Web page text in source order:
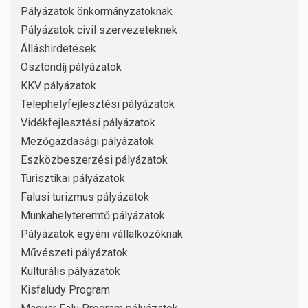
Pályázatok önkormányzatoknak
Pályázatok civil szervezeteknek
Álláshirdetések
Ösztöndíj pályázatok
KKV pályázatok
Telephelyfejlesztési pályázatok
Vidékfejlesztési pályázatok
Mezőgazdasági pályázatok
Eszközbeszerzési pályázatok
Turisztikai pályázatok
Falusi turizmus pályázatok
Munkahelyteremtő pályázatok
Pályázatok egyéni vállalkozóknak
Művészeti pályázatok
Kulturális pályázatok
Kisfaludy Program